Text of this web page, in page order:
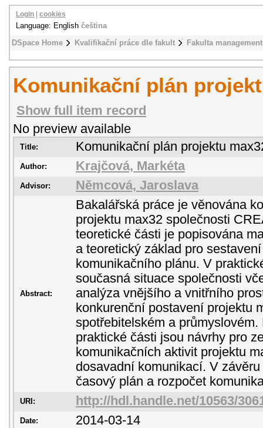
DSpace Home Kvalifikační práce dle fakult Fakulta
Login cookies
Language: English čeština
Komunikační plán
Show full item record
No preview available
Title: Komunikační plán projektu
Author: Krajčová, Markéta
Advisor: Němcová, Jaroslava
Abstract:
Bakalářská práce je věnována
projektu max32 společnosti
teoretické části je popisována
a teoretický základ pro
komunikačního plánu. V
současná situace společnosti
analýza vnějšího a vnitřního
konkurenční postavení projektu
spotřebitelském a
praktické části jsou návrhy pro
komunikačních aktivit projektu
dosavadní komunikací. V
časový plán a rozpočet
URI: http://hdl.handle.net/10563/
Date: 2014-03-14